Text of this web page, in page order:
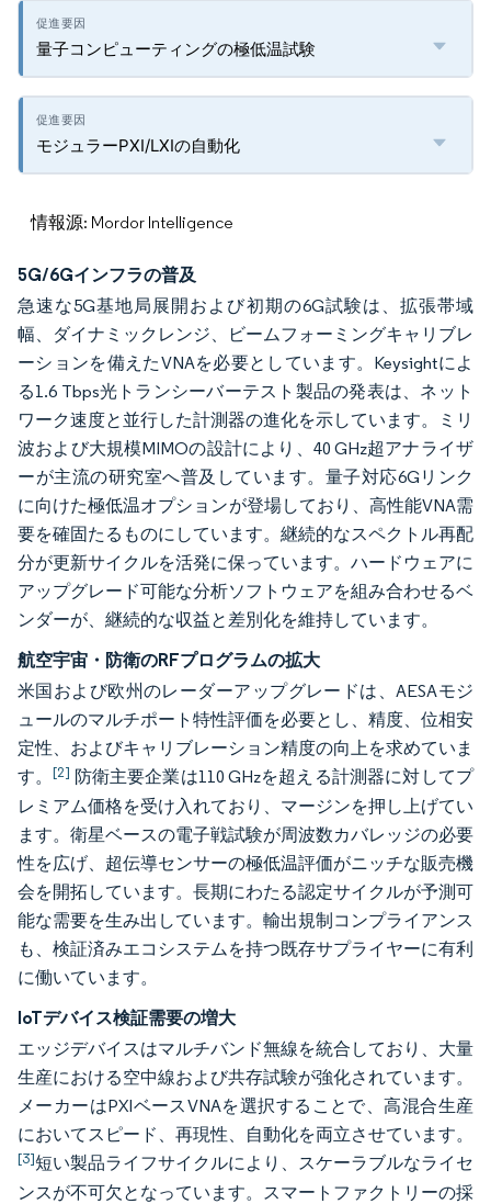
量子コンピューティングの極低温試験
モジュラーPXI/LXIの自動化
情報源: Mordor Intelligence
5G/6Gインフラの普及
急速な5G基地局展開および初期の6G試験は、拡張帯域
幅、ダイナミックレンジ、ビームフォーミングキャリブレ
ーションを備えたVNAを必要としています。Keysightによ
る1.6 Tbps光トランシーバーテスト製品の発表は、ネット
ワーク速度と並行した計測器の進化を示しています。ミリ
波および大規模MIMOの設計により、40 GHz超アナライザ
ーが主流の研究室へ普及しています。量子対応6Gリンク
に向けた極低温オプションが登場しており、高性能VNA需
要を確固たるものにしています。継続的なスペクトル再配
分が更新サイクルを活発に保っています。ハードウェアに
アップグレード可能な分析ソフトウェアを組み合わせるベ
ンダーが、継続的な収益と差別化を維持しています。
航空宇宙・防衛のRFプログラムの拡大
米国および欧州のレーダーアップグレードは、AESAモジ
ュールのマルチポート特性評価を必要とし、精度、位相安
定性、およびキャリブレーション精度の向上を求めていま
す。[2] 防衛主要企業は110 GHzを超える計測器に対してプ
レミアム価格を受け入れており、マージンを押し上げてい
ます。衛星ベースの電子戦試験が周波数カバレッジの必要
性を広げ、超伝導センサーの極低温評価がニッチな販売機
会を開拓しています。長期にわたる認定サイクルが予測可
能な需要を生み出しています。輸出規制コンプライアンス
も、検証済みエコシステムを持つ既存サプライヤーに有利
に働いています。
IoTデバイス検証需要の増大
エッジデバイスはマルチバンド無線を統合しており、大量
生産における空中線および共存試験が強化されています。
メーカーはPXIベースVNAを選択することで、高混合生産
においてスピード、再現性、自動化を両立させています。
[3]短い製品ライフサイクルにより、スケーラブルなライセ
ンスが不可欠となっています。スマートファクトリーの採